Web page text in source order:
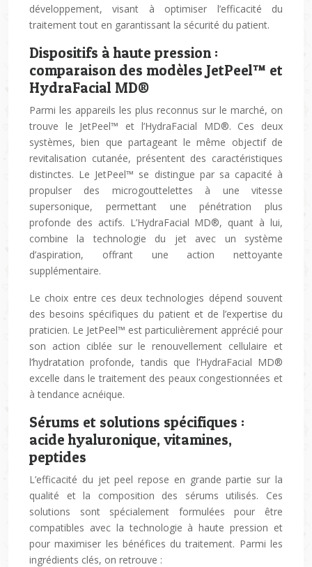
développement, visant à optimiser l’efficacité du
traitement tout en garantissant la sécurité du patient.
Dispositifs à haute pression :
comparaison des modèles JetPeel™ et
HydraFacial MD®
Parmi les appareils les plus reconnus sur le marché, on
trouve le JetPeel™ et l’HydraFacial MD®. Ces deux
systèmes, bien que partageant le même objectif de
revitalisation cutanée, présentent des caractéristiques
distinctes. Le JetPeel™ se distingue par sa capacité à
propulser des microgouttelettes à une vitesse
supersonique, permettant une pénétration plus
profonde des actifs. L’HydraFacial MD®, quant à lui,
combine la technologie du jet avec un système
d’aspiration, offrant une action nettoyante
supplémentaire.
Le choix entre ces deux technologies dépend souvent
des besoins spécifiques du patient et de l’expertise du
praticien. Le JetPeel™ est particulièrement apprécié pour
son action ciblée sur le renouvellement cellulaire et
l’hydratation profonde, tandis que l’HydraFacial MD®
excelle dans le traitement des peaux congestionnées et
à tendance acnéique.
Sérums et solutions spécifiques :
acide hyaluronique, vitamines,
peptides
L’efficacité du jet peel repose en grande partie sur la
qualité et la composition des sérums utilisés. Ces
solutions sont spécialement formulées pour être
compatibles avec la technologie à haute pression et
pour maximiser les bénéfices du traitement. Parmi les
ingrédients clés, on retrouve :